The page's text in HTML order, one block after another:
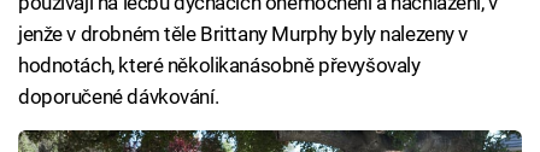
jenže v drobném těle Brittany Murphy byly nalezeny v
hodnotách, které několikanásobně převyšovaly
doporučené dávkování.